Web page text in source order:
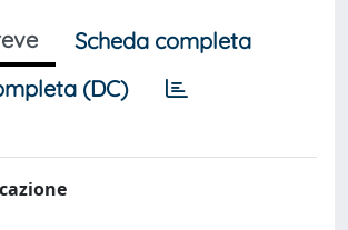
Scheda completa
(DC)